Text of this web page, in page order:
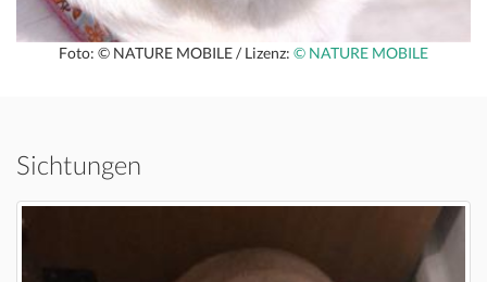
Foto: © NATURE MOBILE / Lizenz: © NATURE MOBILE
Sichtungen